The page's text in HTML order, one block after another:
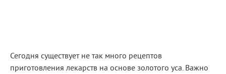
Сегодня существует не так много рецептов
приготовления лекарств на основе золотого уса. Важно